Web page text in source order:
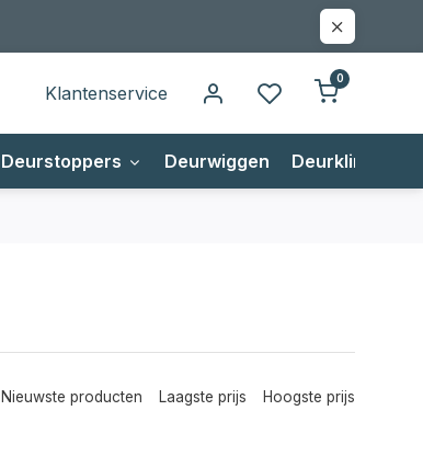
Klantenservice
0
Deurstoppers Deurwiggen Deurklinken
Nieuwste producten Laagste prijs Hoogste prijs